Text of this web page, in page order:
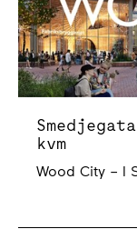
kvm
Wood City – I